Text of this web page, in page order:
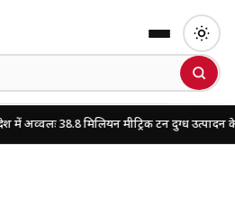
मिलियन मीट्रिक टन दुग्ध उत्पादन के साथ उत्तर